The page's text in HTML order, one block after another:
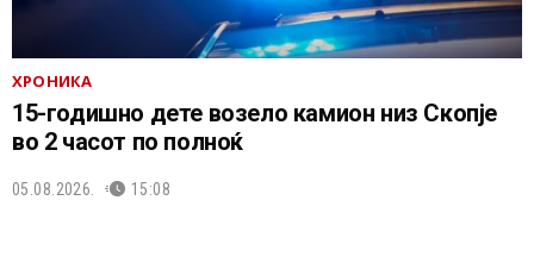
ХРОНИКА
15-годишно дете возело камион низ Скопје
во 2 часот по полноќ
05.08.2026. 15:08